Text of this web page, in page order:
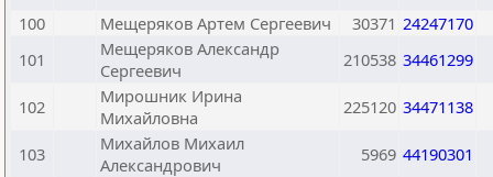
100
Мещеряков Артем Сергеевич 30371 24247170
101
Мещеряков Александр
Сергеевич
210538 34461299
102
Мирошник Ирина
Михайловна
225120 34471138
103
Михайлов Михаил
Александрович
5969 44190301